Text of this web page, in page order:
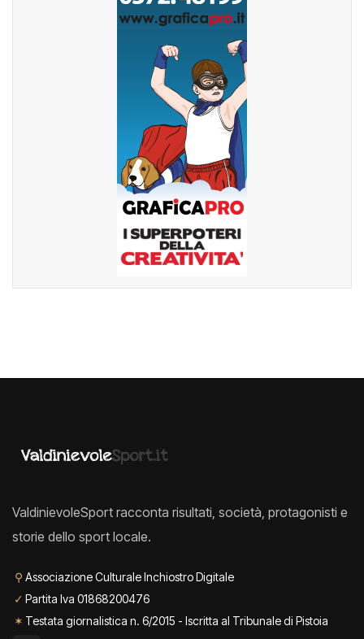
ValdinievoleSport racconta risultati, società, protagonisti e
storie dello sport locale.
⚲ Associazione Culturale Inchiostro Digitale
✓ Partita Iva 01868200476
✶ Testata giornalistica n. 6/2015 - Iscritta al Tribunale di Pistoia